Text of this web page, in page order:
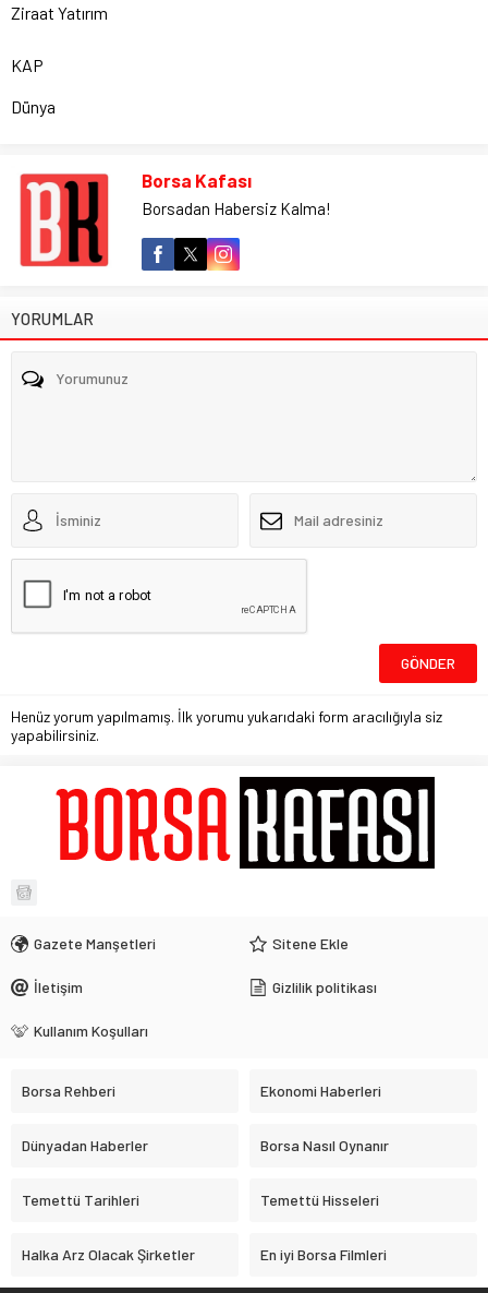
Ziraat Yatırım
KAP
Dünya
Borsa Kafası
Borsadan Habersiz Kalma!
YORUMLAR
Henüz yorum yapılmamış. İlk yorumu yukarıdaki form aracılığıyla siz
yapabilirsiniz.
Gazete Manşetleri Sitene Ekle
İletişim Gizlilik politikası
Kullanım Koşulları
Borsa Rehberi Ekonomi Haberleri
Dünyadan Haberler Borsa Nasıl Oynanır
Temettü Tarihleri Temettü Hisseleri
Halka Arz Olacak Şirketler En iyi Borsa Filmleri